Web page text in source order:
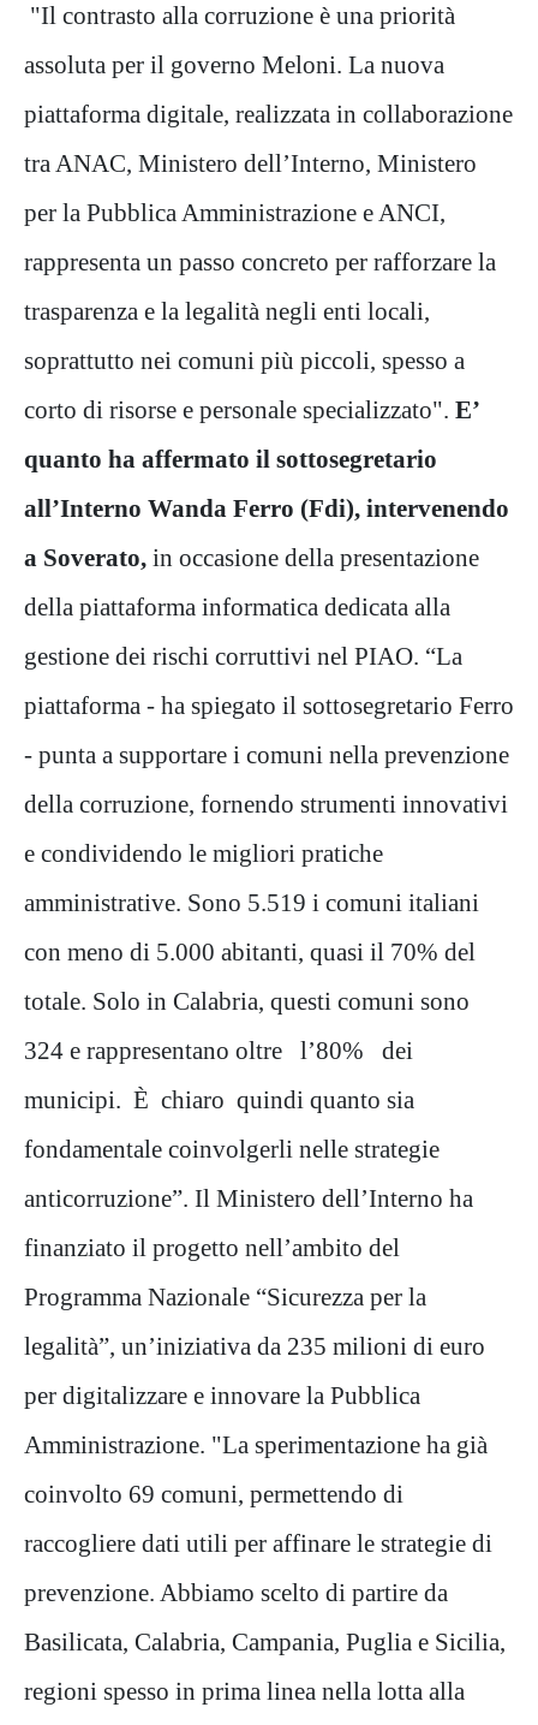
"Il contrasto alla corruzione è una priorità
assoluta per il governo Meloni. La nuova
piattaforma digitale, realizzata in collaborazione
tra ANAC, Ministero dell’Interno, Ministero
per la Pubblica Amministrazione e ANCI,
rappresenta un passo concreto per rafforzare la
trasparenza e la legalità negli enti locali,
soprattutto nei comuni più piccoli, spesso a
corto di risorse e personale specializzato". E’
quanto ha affermato il sottosegretario
all’Interno Wanda Ferro (Fdi), intervenendo
a Soverato, in occasione della presentazione
della piattaforma informatica dedicata alla
gestione dei rischi corruttivi nel PIAO. “La
piattaforma - ha spiegato il sottosegretario Ferro
- punta a supportare i comuni nella prevenzione
della corruzione, fornendo strumenti innovativi
e condividendo le migliori pratiche
amministrative. Sono 5.519 i comuni italiani
con meno di 5.000 abitanti, quasi il 70% del
totale. Solo in Calabria, questi comuni sono
324 e rappresentano oltre l’80% dei
municipi. È chiaro quindi quanto sia
fondamentale coinvolgerli nelle strategie
anticorruzione”. Il Ministero dell’Interno ha
finanziato il progetto nell’ambito del
Programma Nazionale “Sicurezza per la
legalità”, un’iniziativa da 235 milioni di euro
per digitalizzare e innovare la Pubblica
Amministrazione. "La sperimentazione ha già
coinvolto 69 comuni, permettendo di
raccogliere dati utili per affinare le strategie di
prevenzione. Abbiamo scelto di partire da
Basilicata, Calabria, Campania, Puglia e Sicilia,
regioni spesso in prima linea nella lotta alla